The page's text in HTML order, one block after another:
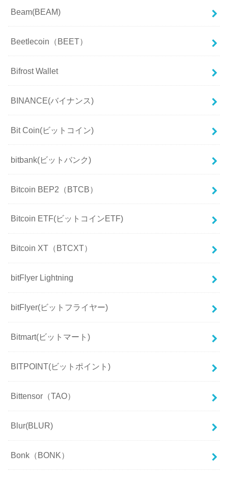
Beam(BEAM)
Beetlecoin（BEET）
Bifrost Wallet
BINANCE(バイナンス)
Bit Coin(ビットコイン)
bitbank(ビットバンク)
Bitcoin BEP2（BTCB）
Bitcoin ETF(ビットコインETF)
Bitcoin XT（BTCXT）
bitFlyer Lightning
bitFlyer(ビットフライヤー)
Bitmart(ビットマート)
BITPOINT(ビットポイント)
Bittensor（TAO）
Blur(BLUR)
Bonk（BONK）